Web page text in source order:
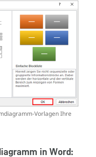
Vorlagen Ihre
in Word: